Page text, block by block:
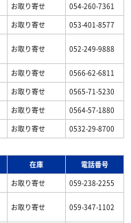
お取り寄せ
054-260-7361
お取り寄せ 053-401-8577
お取り寄せ 052-249-9888
お取り寄せ
0566-62-6811
お取り寄せ
0565-71-5230
お取り寄せ
0564-57-1880
お取り寄せ 0532-29-8700
在庫
電話番号
お取り寄せ 059-238-2255
お取り寄せ 059-347-1102